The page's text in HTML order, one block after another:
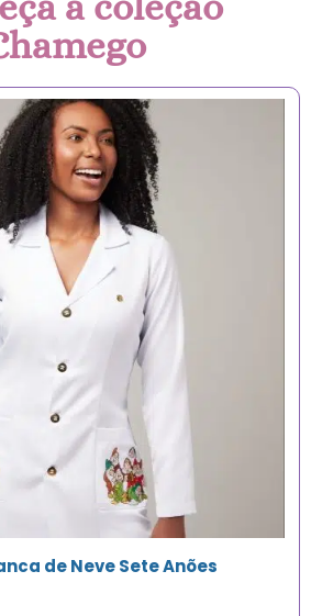
de Neve Sete Anões